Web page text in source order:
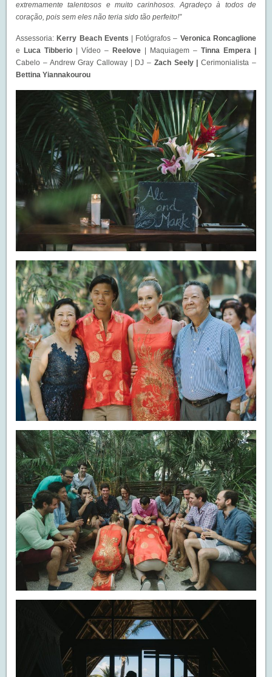
extremamente talentosos e muito carinhosos. Agradeço à todos de
coração, pois sem eles não teria sido tão perfeito!”
Assessoria: Kerry Beach Events | Fotógrafos – Veronica Roncaglione
e
Luca Tibberio | Vídeo – Reelove | Maquiagem – Tinna Empera|
Cabelo – Andrew Gray Calloway | DJ – Zach Seely|Cerimonialista –
Bettina Yiannakourou